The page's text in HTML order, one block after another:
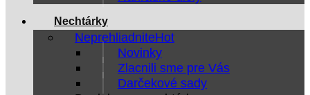
Nechtárky
Neprehliadnite
Novinky
Zlacnili sme pre Vás
Darčekové sady